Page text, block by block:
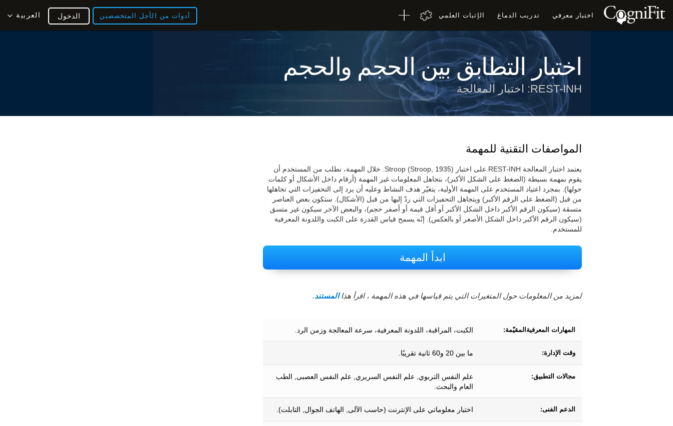
اختبار معرفي تدريب الدماغ الإثبات العلمي أدوات من الأجل المتخصصين العربية الدخول
اختبار التطابق بين الحجم والحجم
REST-INH: اختبار المعالجة
المواصفات التقنية للمهمة
يعتمد اختبار المعالجة REST-INH على اختبار Stroop (Stroop, 1935). خلال المهمة، نطلب من المستخدم أن
يقوم بمهمة بسيطة (الضغط على الشكل الأكبر)، بتجاهل المعلومات غير المهمة (أرقام داخل الأشكال أو كلمات
حولها). بمجرد اعتياد المستخدم على المهمة الأولية، يتغيّر هدف النشاط وعليه أن يرد إلى التحفيزات التي تجاهلها
من قبل (الضغط على الرقم الأكبر) ويتجاهل التحفيزات التي ردّ إليها من قبل (الأشكال). ستكون بعض العناصر
متسقة (سيكون الرقم الأكبر داخل الشكل الأكبر أو أقل قيمة أو أصفر حجم)، والبعض الآخر سيكون غير متسق
(سيكون الرقم الأكبر داخل الشكل الأصغر أو بالعكس). إنّه يسمح قياس القدرة على الكبت واللدونة المعرفية
للمستخدم.
ابدأ المهمة
لمزيد من المعلومات حول المتغيرات التي يتم قياسها في هذه المهمة ، اقرأ هذاالمستند.
المهارات المعرفيةالمقيّمة: الكبت، المراقبة، اللدونة المعرفية، سرعة المعالجة وزمن الرد.
وقت الإدارة: ما بين 20 و60 ثانية تقريبًا.
مجالات التطبيق:
علم النفس التربوي, علم النفس السريري, علم النفس العصبى, الطب
العام والبحث.
الدعم الفنى: اختبار معلوماتي على الإنترنت (حاسب الآلى, الهاتف الجوال, التابلت).